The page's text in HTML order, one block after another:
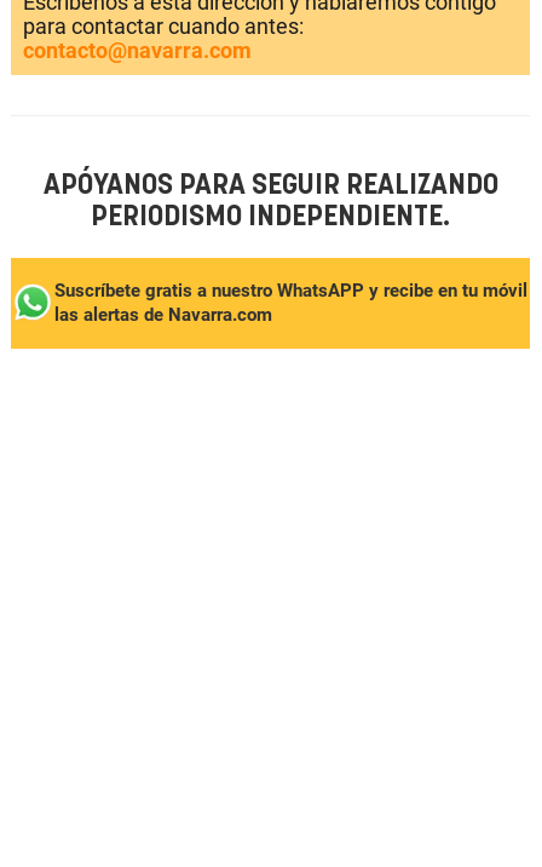
para contactar cuando antes:
contacto@navarra.com
APÓYANOS PARA SEGUIR REALIZANDO
PERIODISMO INDEPENDIENTE.
Suscríbete gratis a nuestro WhatsAPP y recibe en tu móvil
las alertas de Navarra.com